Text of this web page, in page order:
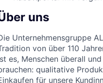
uns
Unternehmensgruppe
von über 110
es, Menschen überall
qualitative
für unsere